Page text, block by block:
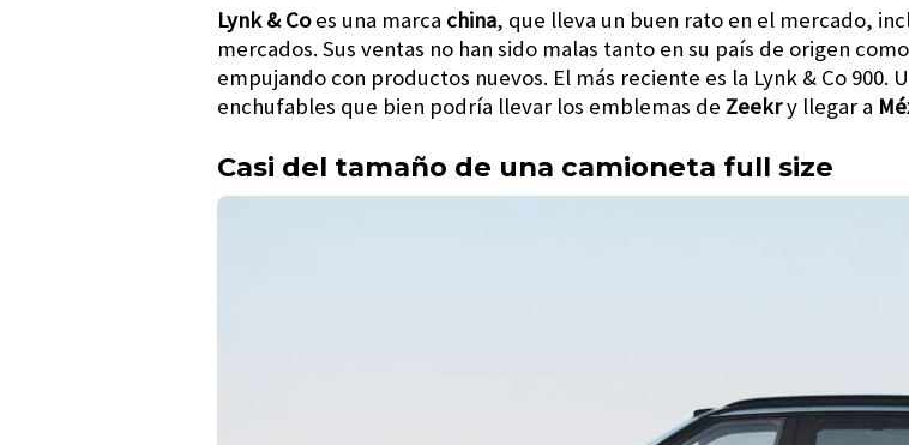
Lynk & Coes una marca china, que lleva un buen rato en el mercado,
mercados. Sus ventas no han sido malas tanto en su país de origen
empujando con productos nuevos. El más reciente es la Lynk & Co
enchufables que bien podría llevar los emblemas de Zeekry llegar a
Casi del tamaño de una camioneta full size